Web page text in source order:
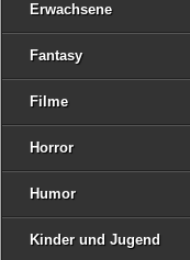
Erwachsene
Fantasy
Filme
Horror
Humor
Kinder und Jugend